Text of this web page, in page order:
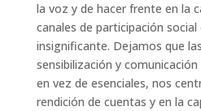
la voz y de hacer frente en la
canales de participación
insignificante. Dejamos que
sensibilización y
en vez de esenciales, nos
rendición de cuentas y en la